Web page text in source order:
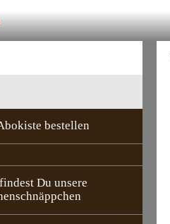
bestellen
Du unsere